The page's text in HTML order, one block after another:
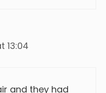
13:04
and they had